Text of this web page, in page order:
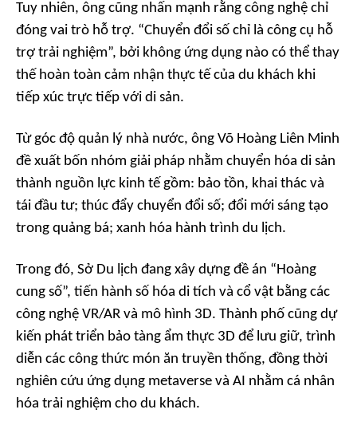
Tuy nhiên, ông cũng nhấn mạnh rằng công nghệ chỉ
đóng vai trò hỗ trợ. “Chuyển đổi số chỉ là công cụ hỗ
trợ trải nghiệm”, bởi không ứng dụng nào có thể thay
thế hoàn toàn cảm nhận thực tế của du khách khi
tiếp xúc trực tiếp với di sản.
Từ góc độ quản lý nhà nước, ông Võ Hoàng Liên Minh
đề xuất bốn nhóm giải pháp nhằm chuyển hóa di sản
thành nguồn lực kinh tế gồm: bảo tồn, khai thác và
tái đầu tư; thúc đẩy chuyển đổi số; đổi mới sáng tạo
trong quảng bá; xanh hóa hành trình du lịch.
Trong đó, Sở Du lịch đang xây dựng đề án “Hoàng
cung số”, tiến hành số hóa di tích và cổ vật bằng các
công nghệ VR/AR và mô hình 3D. Thành phố cũng dự
kiến phát triển bảo tàng ẩm thực 3D để lưu giữ, trình
diễn các công thức món ăn truyền thống, đồng thời
nghiên cứu ứng dụng metaverse và AI nhằm cá nhân
hóa trải nghiệm cho du khách.